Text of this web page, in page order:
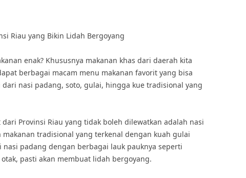
Riau yang Bikin Lidah Bergoyang
enak? Khususnya makanan khas dari daerah kita
berbagai macam menu makanan favorit yang bisa
nasi padang, soto, gulai, hingga kue tradisional yang
Provinsi Riau yang tidak boleh dilewatkan adalah nasi
tradisional yang terkenal dengan kuah gulai
padang dengan berbagai lauk pauknya seperti
pasti akan membuat lidah bergoyang.